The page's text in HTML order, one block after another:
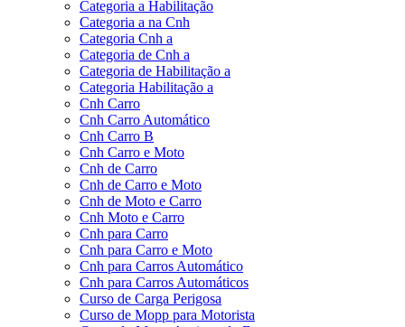
Categoria a Habilitação
Categoria a na Cnh
Categoria Cnh a
Categoria de Cnh a
Categoria de Habilitação a
Categoria Habilitação a
Cnh Carro
Cnh Carro Automático
Cnh Carro B
Cnh Carro e Moto
Cnh de Carro
Cnh de Carro e Moto
Cnh de Moto e Carro
Cnh Moto e Carro
Cnh para Carro
Cnh para Carro e Moto
Cnh para Carros Automático
Cnh para Carros Automáticos
Curso de Carga Perigosa
Curso de Mopp para Motorista